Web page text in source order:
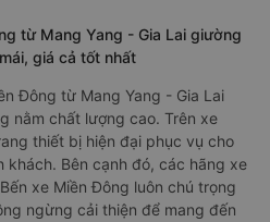
từ Mang Yang - Gia Lai giường
giá cả tốt nhất
Đông từ Mang Yang - Gia Lai
nằm chất lượng cao. Trên xe
thiết bị hiện đại phục vụ cho
khách. Bên cạnh đó, các hãng xe
xe Miền Đông luôn chú trọng
ngừng cải thiện để mang đến